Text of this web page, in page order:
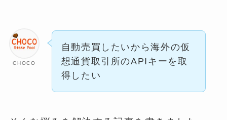
CHOCO
自動売買したいから海外の仮
想通貨取引所のAPIキーを取
得したい